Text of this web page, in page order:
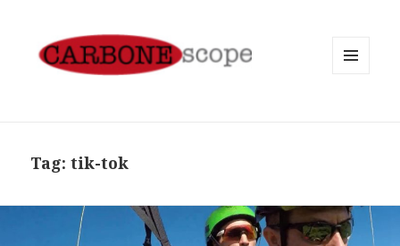
Tag:tik-tok